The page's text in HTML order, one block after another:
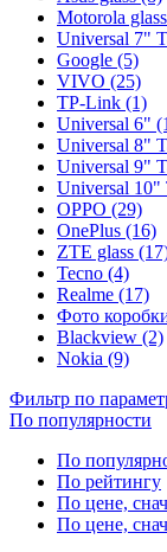
Motorola
Universal 7"
Google (5)
VIVO (25)
TP-Link (1)
Universal 6"
Universal 8"
Universal 9"
Universal 10"
OPPO (29)
OnePlus (16)
ZTE glass
Tecno (4)
Realme (17)
Фото
Blackview (2)
Nokia (9)
Фильтр по
По популярности
По
По рейтингу
По цене,
По цене,